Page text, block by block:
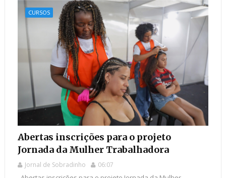
CURSOS
Abertas inscrições para o projeto
Jornada da Mulher Trabalhadora
Jornal de Sobradinho 06:07